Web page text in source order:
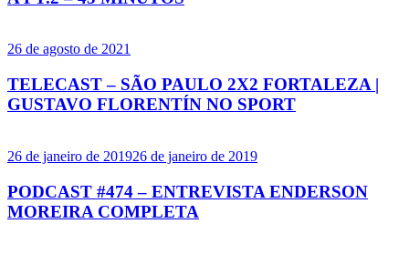
26 de agosto de 2021
TELECAST – SÃO PAULO 2X2 FORTALEZA |
GUSTAVO FLORENTÍN NO SPORT
26 de janeiro de 201926 de janeiro de 2019
PODCAST #474 – ENTREVISTA ENDERSON
MOREIRA COMPLETA